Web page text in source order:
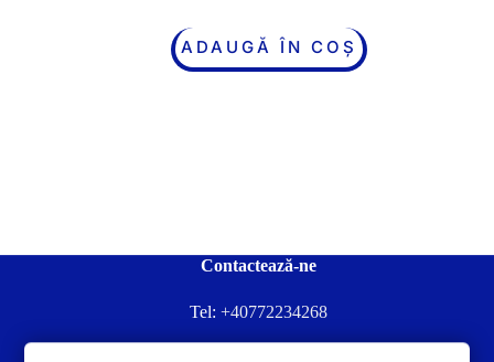
ADAUGĂ ÎN COȘ
Contactează-ne
Tel: +40772234268